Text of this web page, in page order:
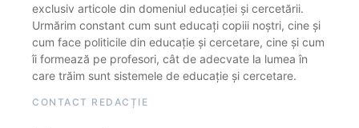
exclusiv articole din domeniul educației și cercetării.
Urmărim constant cum sunt educați copiii noștri, cine și
cum face politicile din educație și cercetare, cine și cum
îi formează pe profesori, cât de adecvate la lumea în
care trăim sunt sistemele de educație și cercetare.
CONTACT REDACȚIE